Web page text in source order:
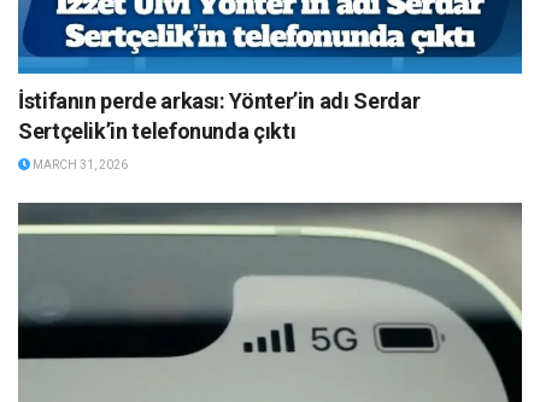
İstifanın perde arkası: Yönter’in adı Serdar
Sertçelik’in telefonunda çıktı
MARCH 31, 2026